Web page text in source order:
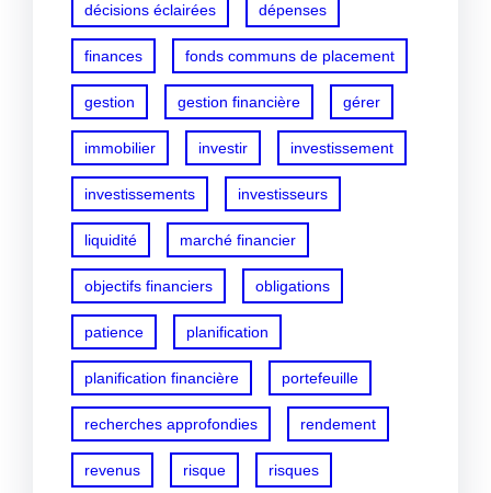
décisions éclairées dépenses
finances fonds communs de placement
gestion gestion financière gérer
immobilier investir investissement
investissements investisseurs
liquidité marché financier
objectifs financiers obligations
patience planification
planification financière portefeuille
recherches approfondies rendement
revenus risque risques